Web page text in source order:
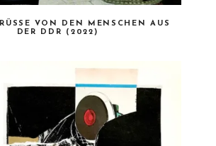
VON DEN MENSCHEN AUS D
ER DDR (2022)